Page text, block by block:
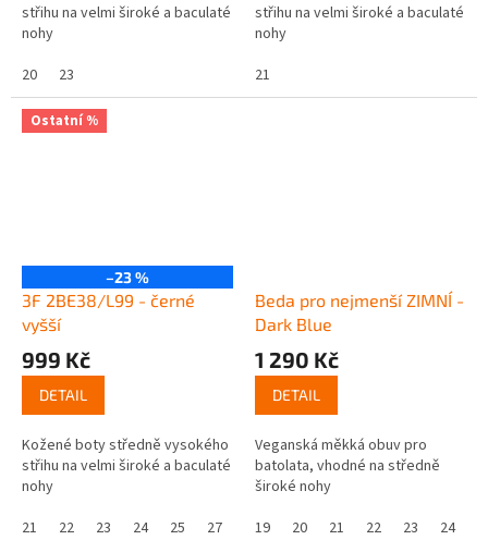
střihu na velmi široké a baculaté
nohy
20
23
střihu na velmi široké a baculaté
nohy
21
Ostatní %
–23 %
3F 2BE38/L99 - černé
vyšší
999 Kč
DETAIL
Kožené boty středně vysokého
střihu na velmi široké a baculaté
nohy
21
22 23 24 25 27
Beda pro nejmenší ZIMNÍ -
Dark Blue
1 290 Kč
DETAIL
Veganská měkká obuv pro
batolata, vhodné na středně
široké nohy
19
20 21 22 23 24